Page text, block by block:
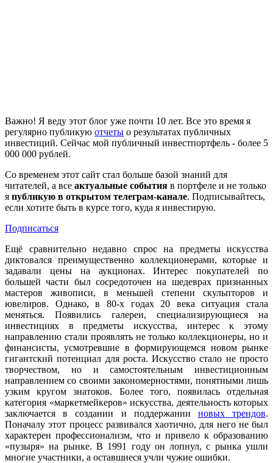
Важно! Я веду этот блог уже почти 10 лет. Все это время я
регулярно публикую отчеты о результатах публичных
инвестиций. Сейчас мой публичный инвестпортфель - более 5
000 000 рублей.
Со временем этот сайт стал больше базой знаний для
читателей, а все актуальные события в портфеле и не только
я публикую в открытом телеграм-канале. Подписывайтесь,
если хотите быть в курсе того, куда я инвестирую.
Подписаться
Ещё сравнительно недавно спрос на предметы искусства
диктовался преимущественно коллекционерами, которые и
задавали цены на аукционах. Интерес покупателей по
большей части был сосредоточен на шедеврах признанных
мастеров живописи, в меньшей степени скульпторов и
ювелиров. Однако, в 80-х годах 20 века ситуация стала
меняться. Появились галереи, специализирующиеся на
инвестициях в предметы искусства, интерес к этому
направлению стали проявлять не только коллекционеры, но и
финансисты, усмотревшие в формирующемся новом рынке
гигантский потенциал для роста. Искусство стало не просто
творчеством, но и самостоятельным инвестиционным
направлением со своими закономерностями, понятными лишь
узким кругом знатоков. Более того, появилась отдельная
категория «маркетмейкеров» искусства, деятельность которых
заключается в создании и поддержании новых трендов.
Поначалу этот процесс развивался хаотично, для него не был
характерен профессионализм, что и привело к образованию
«пузыря» на рынке. В 1991 году он лопнул, с рынка ушли
многие участники, а оставшиеся учли чужие ошибки.